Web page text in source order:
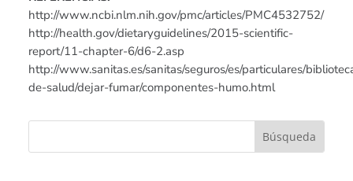
http://www.ncbi.nlm.nih.gov/pmc/articles/PMC4532752/
http://health.gov/dietaryguidelines/2015-scientific-
report/11-chapter-6/d6-2.asp
http://www.sanitas.es/sanitas/seguros/es/particulares/
de-salud/dejar-fumar/componentes-humo.html